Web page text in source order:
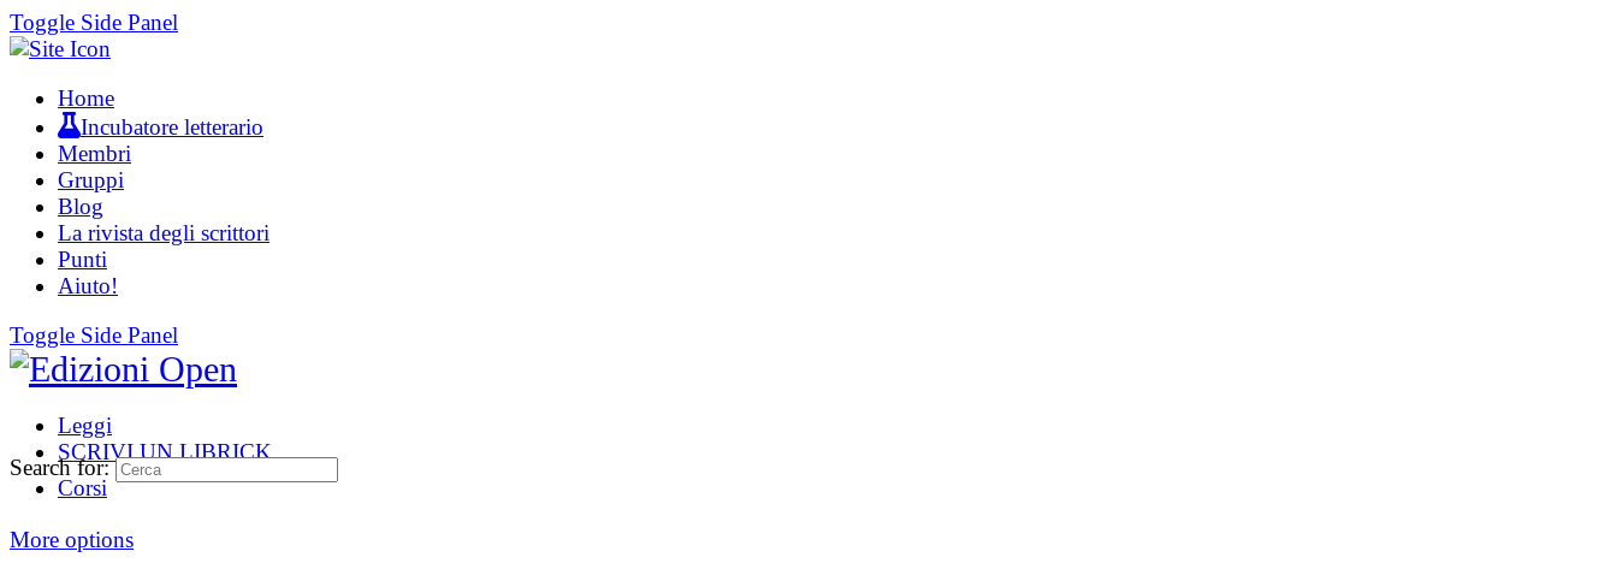
Toggle Side Panel
Home
Incubatore letterario
Membri
Gruppi
Blog
La rivista degli scrittori
Punti
Aiuto!
Toggle Side Panel
Leggi
SCRIVI UN LIBRICK
Corsi
More options
Search for: